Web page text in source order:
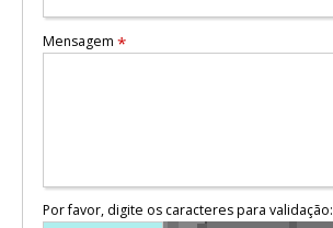
Mensagem *
Por favor, digite os caracteres para validação: